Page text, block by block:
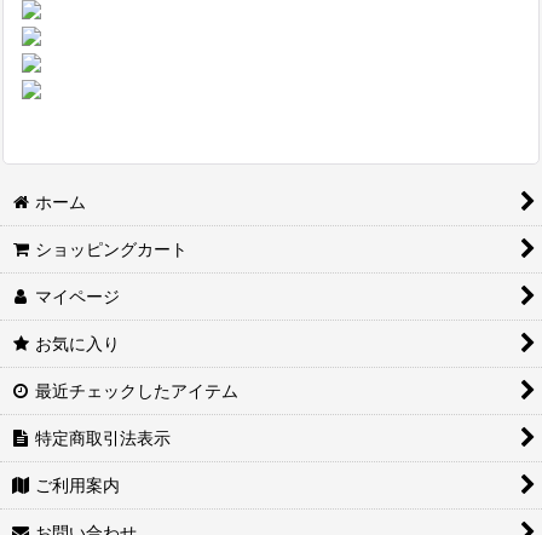
ホーム
ショッピングカート
マイページ
お気に入り
最近チェックしたアイテム
特定商取引法表示
ご利用案内